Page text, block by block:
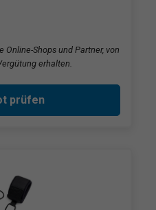
Online-Shops und Partner, von
erhalten.
prüfen